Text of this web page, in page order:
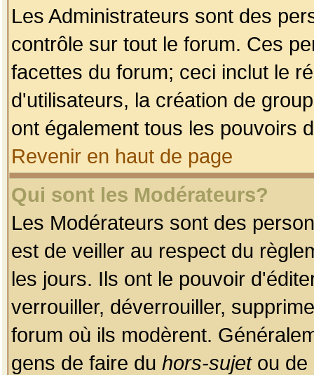
Les Administrateurs sont des
contrôle sur tout le forum. Ces
facettes du forum; ceci inclut le
d'utilisateurs, la création de
ont également tous les pouvoirs
Revenir en haut de page
Qui sont les Modérateurs?
Les Modérateurs sont des
est de veiller au respect du
les jours. Ils ont le pouvoir
verrouiller, déverrouiller,
forum où ils modèrent.
gens de faire du hors-sujetou de